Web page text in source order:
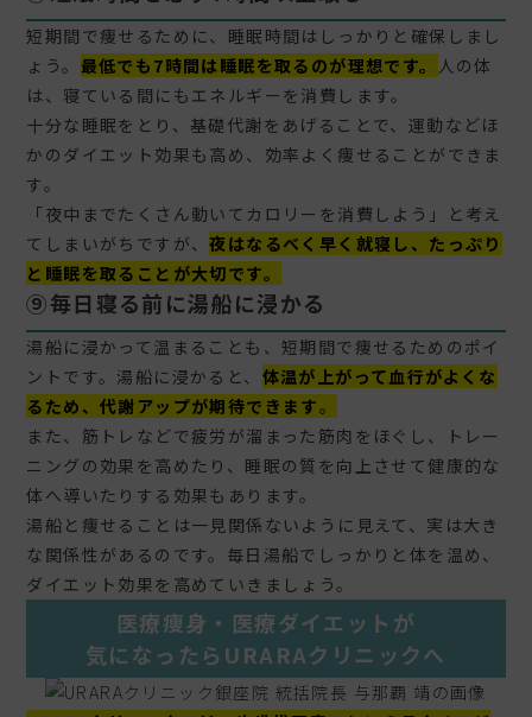
短期間で痩せるために、睡眠時間はしっかりと確保しまし
ょう。 最低でも7時間は睡眠を取るのが理想です。 人の体
は、寝ている間にもエネルギーを消費します。
十分な睡眠をとり、基礎代謝をあげることで、運動などほ
かのダイエット効果も高め、効率よく痩せることができま
す。
「夜中までたくさん動いてカロリーを消費しよう」と考え
てしまいがちですが、夜はなるべく早く就寝し、たっぷり
と睡眠を取ることが大切です。
⑨毎日寝る前に湯船に浸かる
湯船に浸かって温まることも、短期間で痩せるためのポイ
ントです。湯船に浸かると、 体温が上がって血行がよくな
るため、代謝アップが期待できます。
また、筋トレなどで疲労が溜まった筋肉をほぐし、トレー
ニングの効果を高めたり、睡眠の質を向上させて健康的な
体へ導いたりする効果もあります。
湯船と痩せることは一見関係ないように見えて、実は大き
な関係性があるのです。毎日湯船でしっかりと体を温め、
ダイエット効果を高めていきましょう。
医療痩身・医療ダイエット が
気になったらURARAクリニックへ